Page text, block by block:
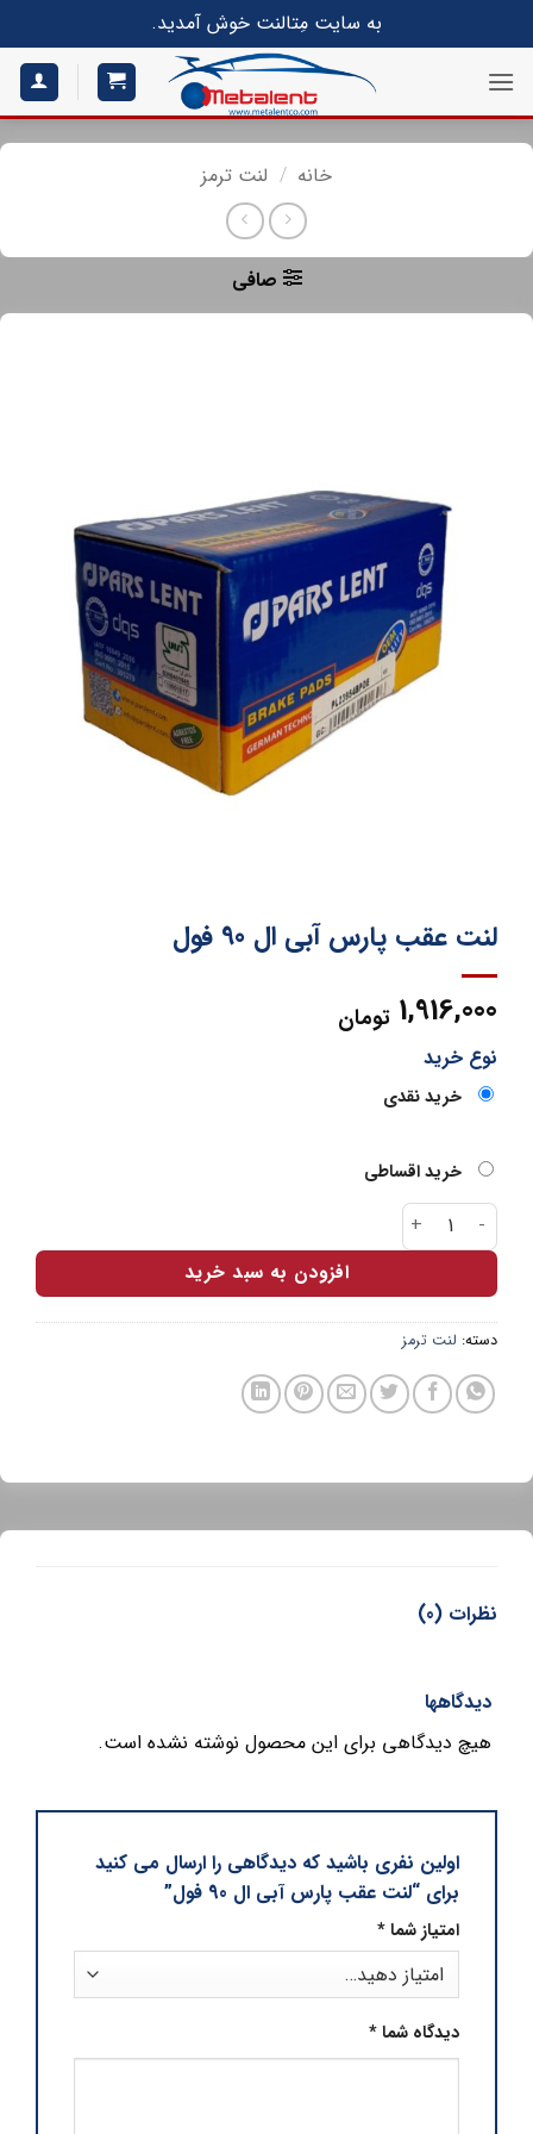
به سایت مِتالنت خوش آمدید.
خانه / لنت ترمز
صافی
لنت عقب پارس آبی ال 90 فول
1,916,000 تومان
نوع خرید
خرید نقدی
خرید اقساطی
لنت عقب پارس آبی ال 90 فول عدد
افزودن به سبد خرید
دسته:لنت ترمز
نظرات (0)
دیدگاهها
هیچ دیدگاهی برای این محصول نوشته نشده است.
اولین نفری باشید که دیدگاهی را ارسال می کنید
برای “لنت عقب پارس آبی ال 90 فول”
امتیاز شما*
دیدگاه شما*